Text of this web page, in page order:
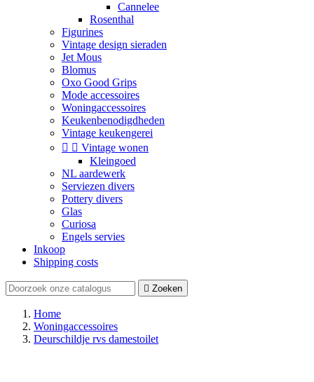
Cannelee
Rosenthal
Figurines
Vintage design sieraden
Jet Mous
Blomus
Oxo Good Grips
Mode accessoires
Woningaccessoires
Keukenbenodigdheden
Vintage keukengerei
  Vintage wonen
Kleingoed
NL aardewerk
Serviezen divers
Pottery divers
Glas
Curiosa
Engels servies
Inkoop
Shipping costs
 Zoeken
Home
Woningaccessoires
Deurschildje rvs damestoilet